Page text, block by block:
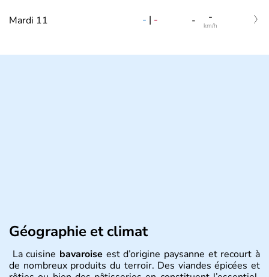
Mardi 11 - | - - -
km/h
Géographie et climat
La cuisine bavaroise est d’origine paysanne et recourt à
de nombreux produits du terroir. Des viandes épicées et